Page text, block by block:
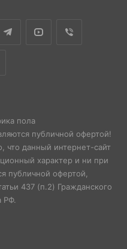
пола
публичной офертой!
данный интернет-сайт
характер и ни при
публичной офертой,
437 (п.2) Гражданского
РФ.